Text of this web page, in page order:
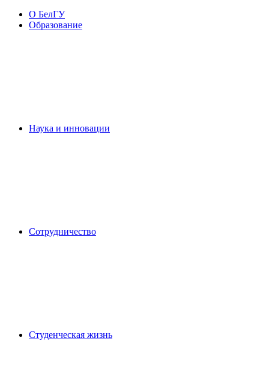
О БелГУ
Образование
Наука и инновации
Сотрудничество
Студенческая жизнь